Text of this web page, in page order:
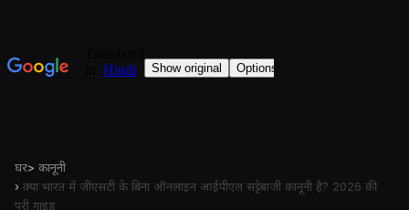
घर> कानूनी
› क्या भारत में जीएसटी के बिना ऑनलाइन आईपीएल सट्टेबाजी कानूनी है? 2026 की
पूरी गाइड